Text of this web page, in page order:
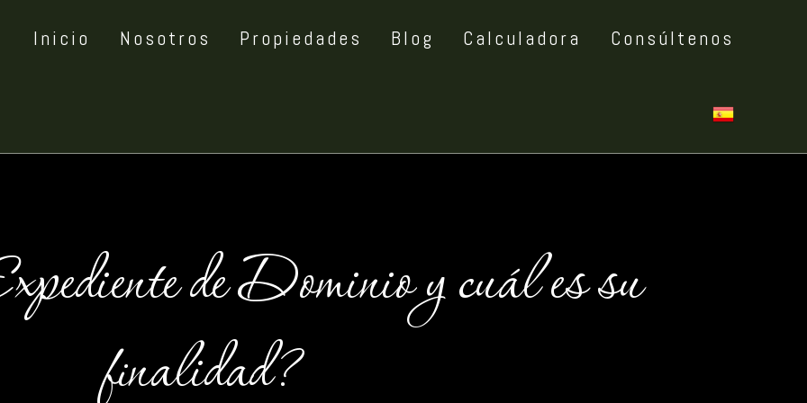
Inicio Nosotros Propiedades Blog Calculadora Consúltenos
de Dominio y cuál es su
finalidad?